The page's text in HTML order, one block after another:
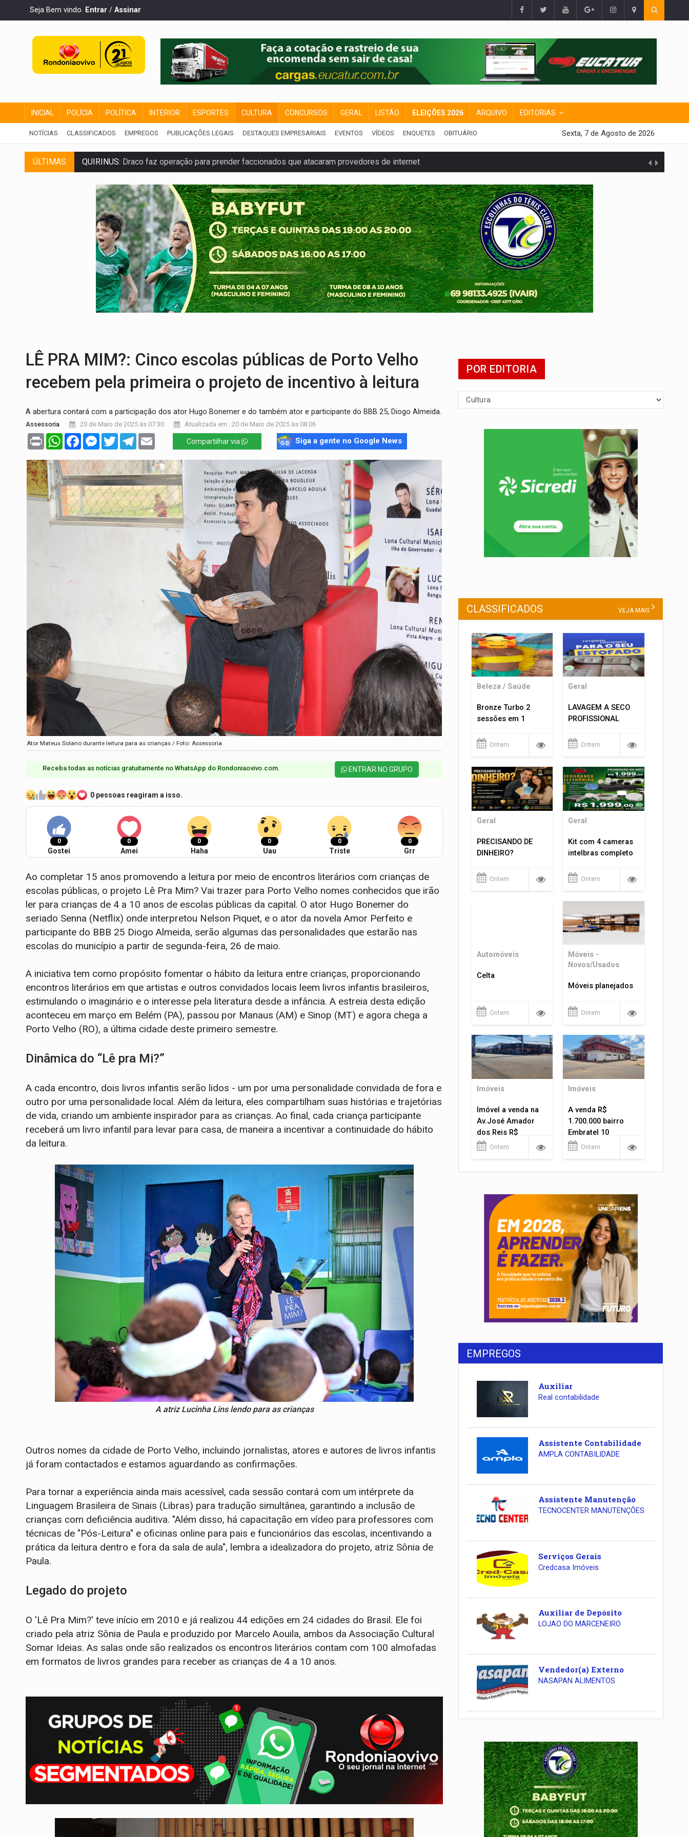
Seja Bem vindo. Entrar / Assinar
INICIAL POLÍCIA POLÍTICA INTERIOR ESPORTES CULTURA CONCURSOS GERAL LISTÃO ELEIÇÕES 2026 ARQUIVO EDITORIAS
NOTÍCIAS CLASSIFICADOS EMPREGOS PUBLICAÇÕES LEGAIS DESTAQUES EMPRESARIAIS EVENTOS VÍDEOS ENQUETES OBITUÁRIO Sexta, 7 de Agosto de 2026
ÚLTIMAS QUIRINUS: Draco faz operação para prender faccionados que atacaram provedores de internet
TRAFICANTE PRESO:Operação Brasil Contra o Crime apreende quase meia tonelada de maconha
SUPER EL NIÑO:Trabalho inédito vai garantir água potável para comunidades do Baixo Madeira
FAMÍLIA MORREU:Identificadas as cinco vítimas de acidente na BR-364, entre elas uma criança
BRASIL CONTRA O CRIME:Acusado de guardar armas de facção é preso com revólveres e espingardas
TRAGÉDIA:Sobe para cinco o número de mortos em colisão entre carreta e Fiat Uno na BR-364
TRANSPORTE DE ARROZ:MPF assegura cumprimento da legislação sobre transporte de cargas por empresa
DEEPFAKE:Sancionada lei contra violência sexual infantil na internet e via IA
LÊ PRA MIM?: Cinco escolas públicas de Porto Velho
recebem pela primeira o projeto de incentivo à leitura
A abertura contará com a participação dos ator Hugo Bonemer e do também ator e participante do BBB 25, Diogo Almeida.
Assessoria 20 de Maio de 2025 às 07:30 Atualizada em : 20 de Maio de 2025 às 08:06
Print WhatsAppFacebookMessenger
TwitterTelegram Compartilhar via Siga a gente no Google News
Ator Mateus Solano durante leitura para as crianças / Foto: Assessoria
Receba todas as notícias gratuitamente no WhatsApp do Rondoniaovivo.com.​ ENTRAR NO GRUPO
0 pessoas reagiram a isso.
0
Gostei
0
Amei
0
Haha
0
Uau
0
Triste
0
Grr
Ao completar 15 anos promovendo a leitura por meio de encontros literários com crianças de
escolas públicas, o projeto Lê Pra Mim? Vai trazer para Porto Velho nomes conhecidos que irão
ler para crianças de 4 a 10 anos de escolas públicas da capital. O ator Hugo Bonemer do
seriado Senna (Netflix) onde interpretou Nelson Piquet, e o ator da novela Amor Perfeito e
participante do BBB 25 Diogo Almeida, serão algumas das personalidades que estarão nas
escolas do município a partir de segunda-feira, 26 de maio.
A iniciativa tem como propósito fomentar o hábito da leitura entre crianças, proporcionando
encontros literários em que artistas e outros convidados locais leem livros infantis brasileiros,
estimulando o imaginário e o interesse pela literatura desde a infância. A estreia desta edição
aconteceu em março em Belém (PA), passou por Manaus (AM) e Sinop (MT) e agora chega a
Porto Velho (RO), a última cidade deste primeiro semestre.
Dinâmica do “Lê pra Mi?”
A cada encontro, dois livros infantis serão lidos - um por uma personalidade convidada de fora e
outro por uma personalidade local. Além da leitura, eles compartilham suas histórias e trajetórias
de vida, criando um ambiente inspirador para as crianças. Ao final, cada criança participante
receberá um livro infantil para levar para casa, de maneira a incentivar a continuidade do hábito
da leitura.
A atriz Lucinha Lins lendo para as crianças
Outros nomes da cidade de Porto Velho, incluindo jornalistas, atores e autores de livros infantis
já foram contactados e estamos aguardando as confirmações.
Para tornar a experiência ainda mais acessível, cada sessão contará com um intérprete da
Linguagem Brasileira de Sinais (Libras) para tradução simultânea, garantindo a inclusão de
crianças com deficiência auditiva. "Além disso, há capacitação em vídeo para professores com
técnicas de "Pós-Leitura" e oficinas online para pais e funcionários das escolas, incentivando a
prática da leitura dentro e fora da sala de aula", lembra a idealizadora do projeto, atriz Sônia de
Paula.
Legado do projeto
O 'Lê Pra Mim?' teve início em 2010 e já realizou 44 edições em 24 cidades do Brasil. Ele foi
criado pela atriz Sônia de Paula e produzido por Marcelo Aouila, ambos da Associação Cultural
Somar Ideias. As salas onde são realizados os encontros literários contam com 100 almofadas
em formatos de livros grandes para receber as crianças de 4 a 10 anos.
POR EDITORIA
CLASSIFICADOS VEJA MAIS
Beleza / Saúde
Bronze Turbo 2
sessões em 1
Ontem
Geral
LAVAGEM A SECO
PROFISSIONAL
Ontem
Geral
PRECISANDO DE
DINHEIRO?
Ontem
Geral
Kit com 4 cameras
intelbras completo
Ontem
Automóveis
Celta
Ontem
Móveis -
Novos/Usados
Móveis planejados
Ontem
Imóveis
Imóvel a venda na
Av.José Amador
dos Reis R$
1.400.000
Ontem
Imóveis
A venda R$
1.700.000 bairro
Embratel 10
apartamentos!
Ontem
EMPREGOS
Auxiliar
Real contabilidade
Assistente Contabilidade
AMPLA CONTABILIDADE
Assistente Manutenção
TECNOCENTER MANUTENÇÕES
Serviços Gerais
Credcasa Imóveis
Auxiliar de Depósito
LOJAO DO MARCENEIRO
Vendedor(a) Externo
NASAPAN ALIMENTOS